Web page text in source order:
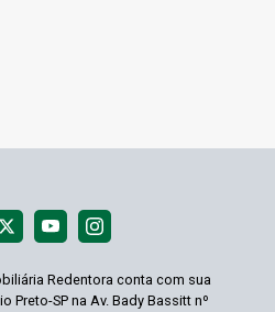
Redentora conta com sua
Preto-SP na Av. Bady Bassitt nº